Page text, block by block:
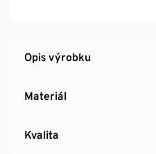
Opis výrobku
Materiál
Kvalita